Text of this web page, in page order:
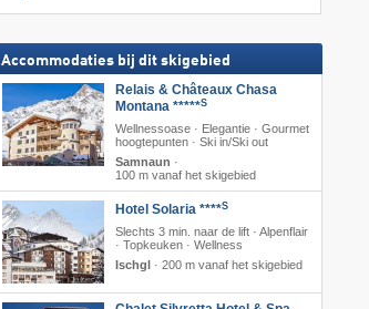
Accommodaties bij dit skigebied
Relais & Châteaux Chasa
Montana *****S
Wellnessoase · Elegantie · Gourmet
hoogtepunten · Ski in/Ski out
Samnaun ·
100 m vanaf het skigebied
Hotel Solaria ****S
Slechts 3 min. naar de lift · Alpenflair
· Topkeuken · Wellness
Ischgl
· 200 m vanaf het skigebied